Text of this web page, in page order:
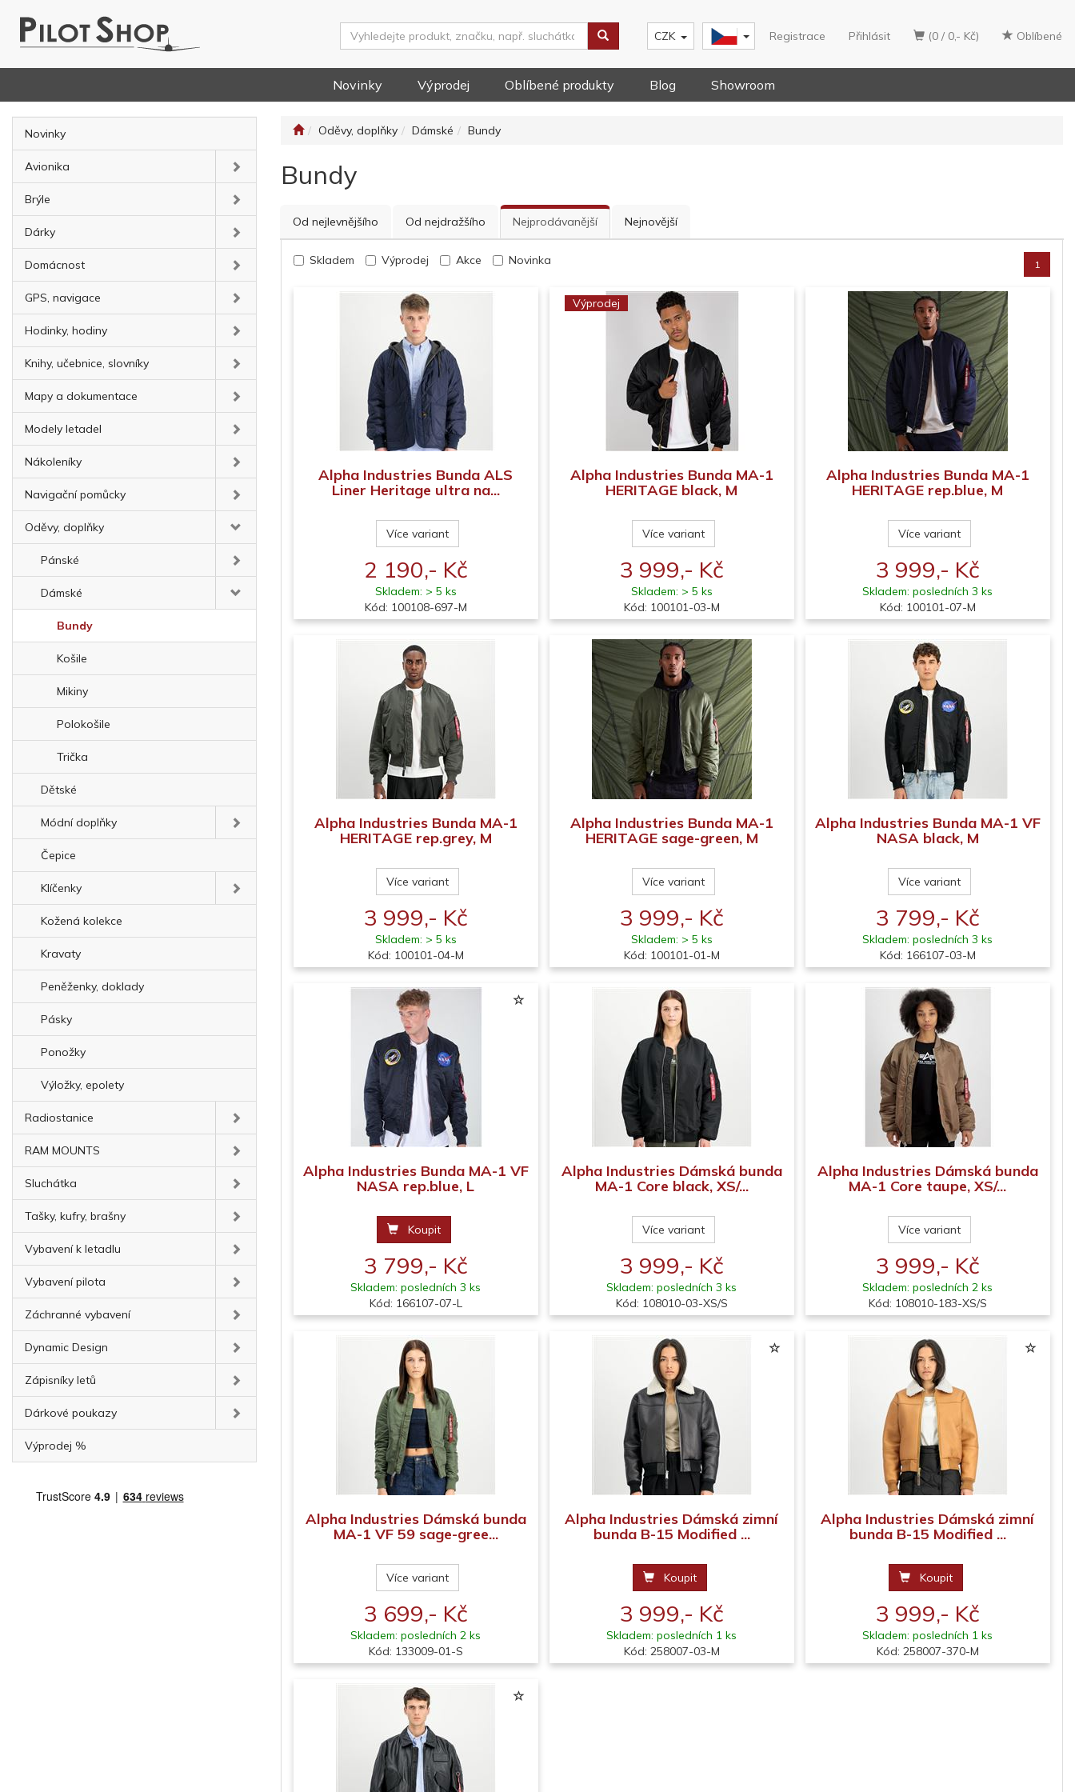
(0 / 0,- Kč) Oblíbené
Registrace Přihlásit
CZK
Novinky Výprodej Oblíbené produkty Blog Showroom
Novinky
Avionika
Brýle
Dárky
Domácnost
GPS, navigace
Hodinky, hodiny
Knihy, učebnice, slovníky
Mapy a dokumentace
Modely letadel
Nákoleníky
Navigační pomůcky
Oděvy, doplňky
Pánské
Dámské
Bundy
Košile
Mikiny
Polokošile
Trička
Dětské
Módní doplňky
Čepice
Klíčenky
Kožená kolekce
Kravaty
Peněženky, doklady
Pásky
Ponožky
Výložky, epolety
Radiostanice
RAM MOUNTS
Sluchátka
Tašky, kufry, brašny
Vybavení k letadlu
Vybavení pilota
Záchranné vybavení
Dynamic Design
Zápisníky letů
Dárkové poukazy
Výprodej %
Oděvy, doplňky Dámské Bundy
Bundy
Od nejlevnějšího Od nejdražšího Nejprodávanější Nejnovější
Skladem Výprodej Akce Novinka 1
Alpha Industries Bunda ALS
Liner Heritage ultra na...
Více variant
2 190,- Kč
Skladem: > 5 ks
Kód: 100108-697-M
Výprodej
Alpha Industries Bunda MA-1
HERITAGE black, M
Více variant
3 999,- Kč
Skladem: > 5 ks
Kód: 100101-03-M
Alpha Industries Bunda MA-1
HERITAGE rep.blue, M
Více variant
3 999,- Kč
Skladem: posledních 3 ks
Kód: 100101-07-M
Alpha Industries Bunda MA-1
HERITAGE rep.grey, M
Více variant
3 999,- Kč
Skladem: > 5 ks
Kód: 100101-04-M
Alpha Industries Bunda MA-1
HERITAGE sage-green, M
Více variant
3 999,- Kč
Skladem: > 5 ks
Kód: 100101-01-M
Alpha Industries Bunda MA-1 VF
NASA black, M
Více variant
3 799,- Kč
Skladem: posledních 3 ks
Kód: 166107-03-M
Alpha Industries Bunda MA-1 VF
NASA rep.blue, L
Koupit
3 799,- Kč
Skladem: posledních 3 ks
Kód: 166107-07-L
Alpha Industries Dámská bunda
MA-1 Core black, XS/...
Více variant
3 999,- Kč
Skladem: posledních 3 ks
Kód: 108010-03-XS/S
Alpha Industries Dámská bunda
MA-1 Core taupe, XS/...
Více variant
3 999,- Kč
Skladem: posledních 2 ks
Kód: 108010-183-XS/S
Alpha Industries Dámská bunda
MA-1 VF 59 sage-gree...
Více variant
3 699,- Kč
Skladem: posledních 2 ks
Kód: 133009-01-S
Alpha Industries Dámská zimní
bunda B-15 Modified ...
Koupit
3 999,- Kč
Skladem: posledních 1 ks
Kód: 258007-03-M
Alpha Industries Dámská zimní
bunda B-15 Modified ...
Koupit
3 999,- Kč
Skladem: posledních 1 ks
Kód: 258007-370-M